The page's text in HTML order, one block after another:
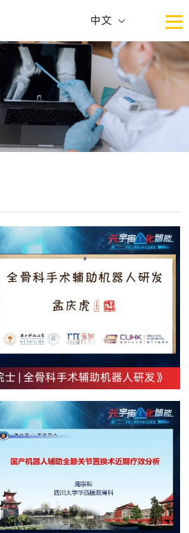
中文
中文
ENG
| 全骨科手术辅助机器人研发》